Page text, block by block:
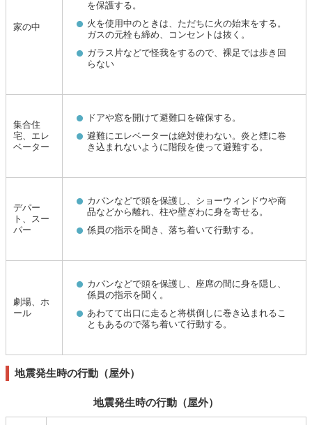
家の中
を保護する。
火を使用中のときは、ただちに火の始末をする。
ガスの元栓も締め、コンセントは抜く。
ガラス片などで怪我をするので、裸足では歩き回
らない
集合住
宅、エレ
ベーター
ドアや窓を開けて避難口を確保する。
避難にエレベーターは絶対使わない。炎と煙に巻
き込まれないように階段を使って避難する。
デパー
ト、スー
パー
カバンなどで頭を保護し、ショーウィンドウや商
品などから離れ、柱や壁ぎわに身を寄せる。
係員の指示を聞き、落ち着いて行動する。
劇場、ホ
ール
カバンなどで頭を保護し、座席の間に身を隠し、
係員の指示を聞く。
あわてて出口に走ると将棋倒しに巻き込まれるこ
ともあるので落ち着いて行動する。
地震発生時の行動（屋外）
地震発生時の行動（屋外）